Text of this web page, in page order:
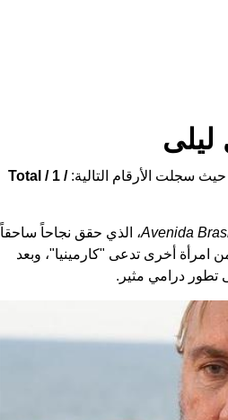
سجلت الأرقام التالية:Total / 1 /
Avenida، الذي حقق نجاحاً ساحقاً
امرأة أخرى تدعى "كارمينيا"، وبعد
تطور درامي مثير.